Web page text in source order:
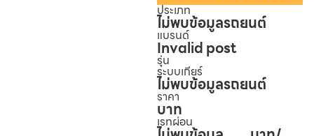
ประเภท
ไม่พบข้อมูลรถยนต์
แบรนด์
Invalid post
รุ่น
ระบบเกียร์
ไม่พบข้อมูลรถยนต์
ราคา
บาท
เรทผ่อน